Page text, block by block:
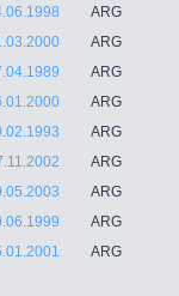
ARG
ARG
ARG
ARG
ARG
ARG
ARG
ARG
ARG